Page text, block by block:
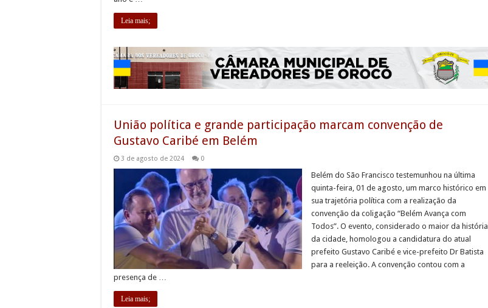
Leia mais;
União política e grande participação marcam convenção de
Gustavo Caribé em Belém
3 de agosto de 2024 0
Belém do São Francisco testemunhou na última
quinta-feira, 01 de agosto, um marco histórico em
sua trajetória política com a realização da
convenção da coligação “Belém Avança com
Todos”. O evento, considerado o maior da história
da cidade, homologou a candidatura do atual
prefeito Gustavo Caribé e vice-prefeito Dr Batista
para a reeleição. A convenção contou com a
presença de …
Leia mais;